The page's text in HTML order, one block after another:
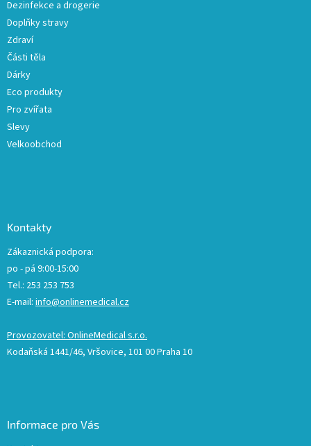
Dezinfekce a drogerie
Doplňky stravy
Zdraví
Části těla
Dárky
Eco produkty
Pro zvířata
Slevy
Velkoobchod
Kontakty
Zákaznická podpora:
po - pá 9:00-15:00
Tel.: 253 253 753
E-mail: info@onlinemedical.cz
Provozovatel: OnlineMedical s.r.o.
Kodaňská 1441/46, Vršovice, 101 00 Praha 10
Informace pro Vás